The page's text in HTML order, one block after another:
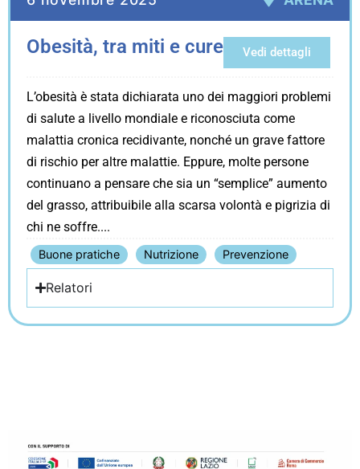
Obesità, tra miti e cure Vedi dettagli
L’obesità è stata dichiarata uno dei maggiori problemi
di salute a livello mondiale e riconosciuta come
malattia cronica recidivante, nonché un grave fattore
di rischio per altre malattie. Eppure, molte persone
continuano a pensare che sia un “semplice” aumento
del grasso, attribuibile alla scarsa volontà e pigrizia di
chi ne soffre.
Buone pratiche Nutrizione Prevenzione
Relatori